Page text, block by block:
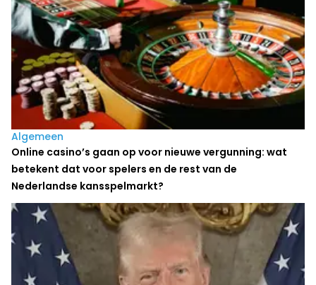
Algemeen
Online casino’s gaan op voor nieuwe vergunning: wat
betekent dat voor spelers en de rest van de
Nederlandse kansspelmarkt?